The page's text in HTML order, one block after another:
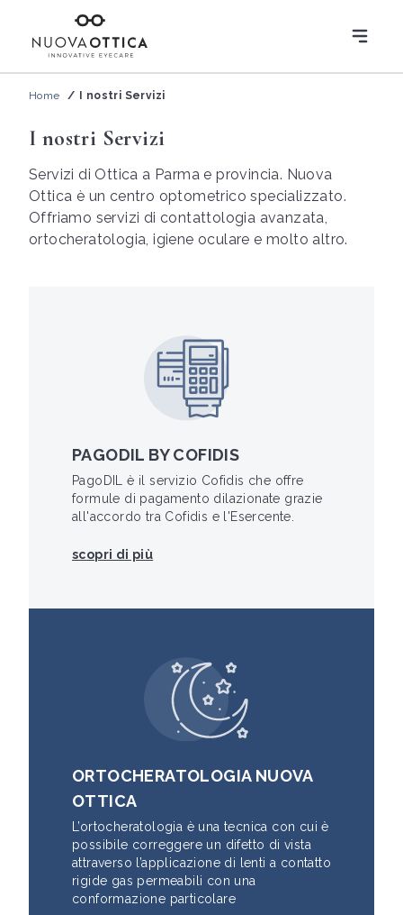
Home I nostri Servizi
I nostri Servizi
Servizi di Ottica a Parma e provincia. Nuova
Ottica è un centro optometrico specializzato.
Offriamo servizi di contattologia avanzata,
ortocheratologia, igiene oculare e molto altro.
PAGODIL BY COFIDIS
PagoDIL è il servizio Cofidis che offre
formule di pagamento dilazionate grazie
all'accordo tra Cofidis e l'Esercente.
scopri di più
ORTOCHERATOLOGIA NUOVA
OTTICA
L’ortocheratologia è una tecnica con cui è
possibile correggere un difetto di vista
attraverso l’applicazione di lenti a contatto
rigide gas permeabili con una
conformazione particolare